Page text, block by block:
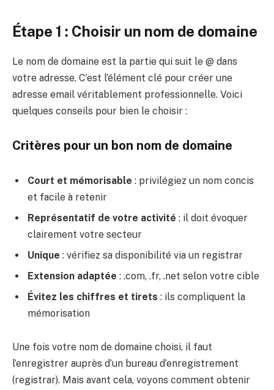
Étape 1 : Choisir un nom de domaine
Le nom de domaine est la partie qui suit le @ dans
votre adresse. C’est l’élément clé pour créer une
adresse email véritablement professionnelle. Voici
quelques conseils pour bien le choisir :
Critères pour un bon nom de domaine
Court et mémorisable : privilégiez un nom concis
et facile à retenir
Représentatif de votre activité : il doit évoquer
clairement votre secteur
Unique : vérifiez sa disponibilité via un registrar
Extension adaptée : .com, .fr, .net selon votre cible
Évitez les chiffres et tirets : ils compliquent la
mémorisation
Une fois votre nom de domaine choisi, il faut
l’enregistrer auprès d’un bureau d’enregistrement
(registrar). Mais avant cela, voyons comment obtenir